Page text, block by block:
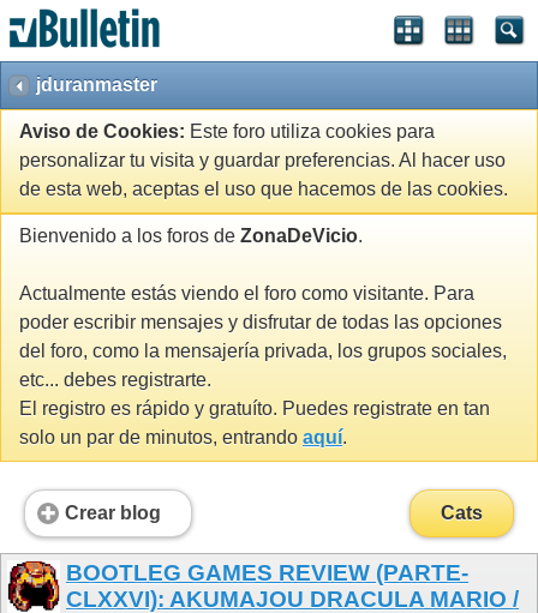
jduranmaster
Aviso de Cookies: Este foro utiliza cookies para
personalizar tu visita y guardar preferencias. Al hacer uso
de esta web, aceptas el uso que hacemos de las cookies.
Bienvenido a los foros de ZonaDeVicio.
Actualmente estás viendo el foro como visitante. Para
poder escribir mensajes y disfrutar de todas las opciones
del foro, como la mensajería privada, los grupos sociales,
etc... debes registrarte.
El registro es rápido y gratuíto. Puedes registrate en tan
solo un par de minutos, entrando aquí.
Crear blog Cats
BOOTLEG GAMES REVIEW (PARTE-
CLXXVI): AKUMAJOU DRACULA MARIO /